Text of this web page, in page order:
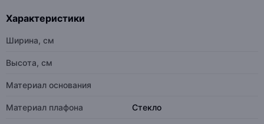
Характеристики
Ширина, см
Высота, см
Материал основания
Материал плафона Стекло